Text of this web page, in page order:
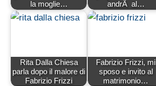
la moglie…
andrÃ al…
Rita Dalla Chiesa
parla dopo il malore di
Fabrizio Frizzi
Fabrizio Frizzi, mi
sposo e invito al
matrimonio…